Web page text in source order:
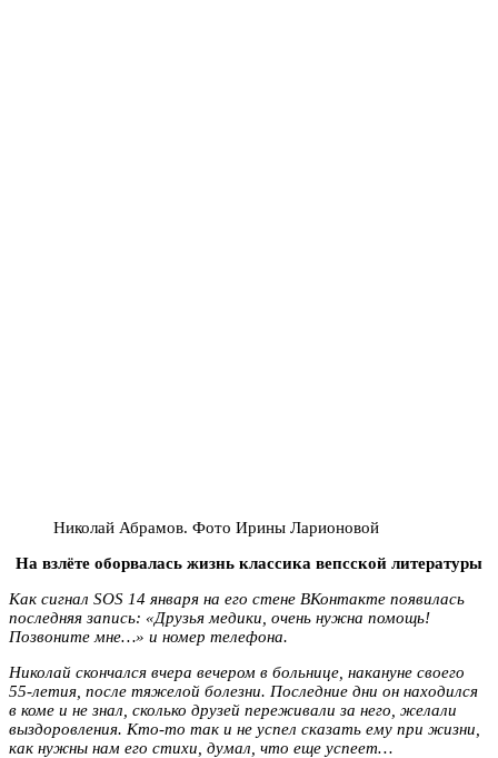
Николай Абрамов. Фото Ирины Ларионовой
На взлёте оборвалась жизнь классика вепсской литературы
Как сигнал SOS 14 января на его стене ВКонтакте появилась
последняя запись: «Друзья медики, очень нужна помощь!
Позвоните мне…» и номер телефона.
Николай скончался вчера вечером в больнице, накануне своего
55-летия, после тяжелой болезни. Последние дни он находился
в коме и не знал, сколько друзей переживали за него, желали
выздоровления. Кто-то так и не успел сказать ему при жизни,
как нужны нам его стихи, думал, что еще успеет…